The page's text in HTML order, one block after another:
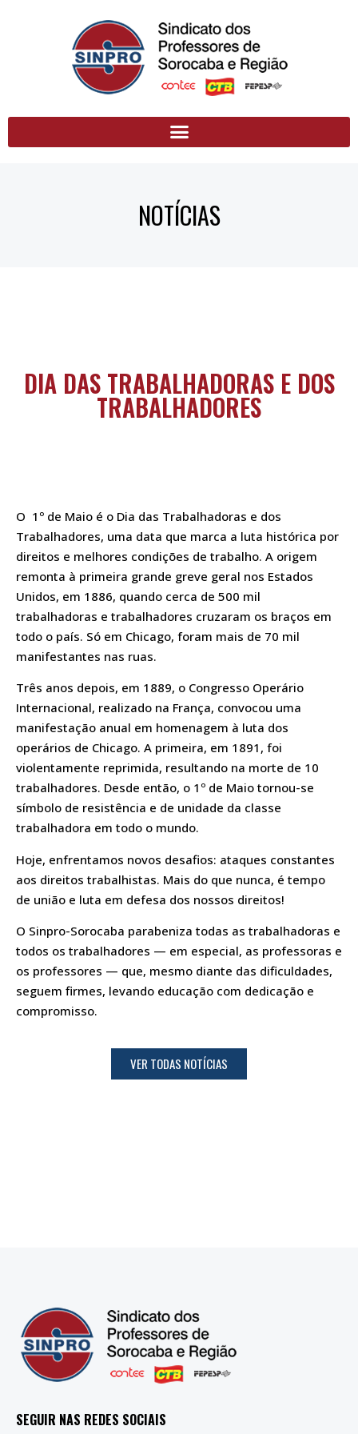
NOTÍCIAS
DIA DAS TRABALHADORAS E DOS
TRABALHADORES
O 1º de Maio é o Dia das Trabalhadoras e dos
Trabalhadores, uma data que marca a luta histórica por
direitos e melhores condições de trabalho. A origem
remonta à primeira grande greve geral nos Estados
Unidos, em 1886, quando cerca de 500 mil
trabalhadoras e trabalhadores cruzaram os braços em
todo o país. Só em Chicago, foram mais de 70 mil
manifestantes nas ruas.
Três anos depois, em 1889, o Congresso Operário
Internacional, realizado na França, convocou uma
manifestação anual em homenagem à luta dos
operários de Chicago. A primeira, em 1891, foi
violentamente reprimida, resultando na morte de 10
trabalhadores. Desde então, o 1º de Maio tornou-se
símbolo de resistência e de unidade da classe
trabalhadora em todo o mundo.
Hoje, enfrentamos novos desafios: ataques constantes
aos direitos trabalhistas. Mais do que nunca, é tempo
de união e luta em defesa dos nossos direitos!
O Sinpro-Sorocaba parabeniza todas as trabalhadoras e
todos os trabalhadores — em especial, as professoras e
os professores — que, mesmo diante das dificuldades,
seguem firmes, levando educação com dedicação e
compromisso.
VER TODAS NOTÍCIAS
SEGUIR NAS REDES SOCIAIS